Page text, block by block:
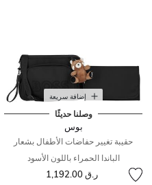
إضافة سريعة
وصلنا حديثًا
بوس
حقيبة تغيير حفاضات الأطفال بشعار
الباندا الحمراء باللون الأسود
ر.ق 1,192.00